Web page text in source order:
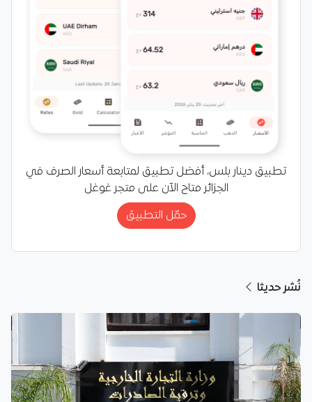
تطبيق دينار بلس، أفضل تطبيق لمتابعة أسعار الصرف في
الجزائر متاح الآن على متجر غوغل
حمّل التطبيق
نُشر حديثا